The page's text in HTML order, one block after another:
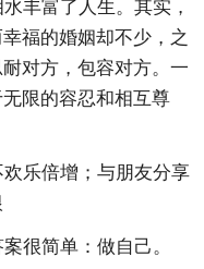
丰富了人生。其实，
福的婚姻却不少，之
对方，包容对方。一
限的容忍和相互尊
乐倍增；与朋友分享
很简单：做自己。